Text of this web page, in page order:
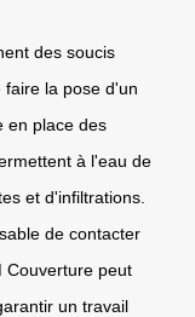
des soucis
la pose d'un
en place des
à l'eau de
et d'infiltrations.
de contacter
Couverture peut
un travail